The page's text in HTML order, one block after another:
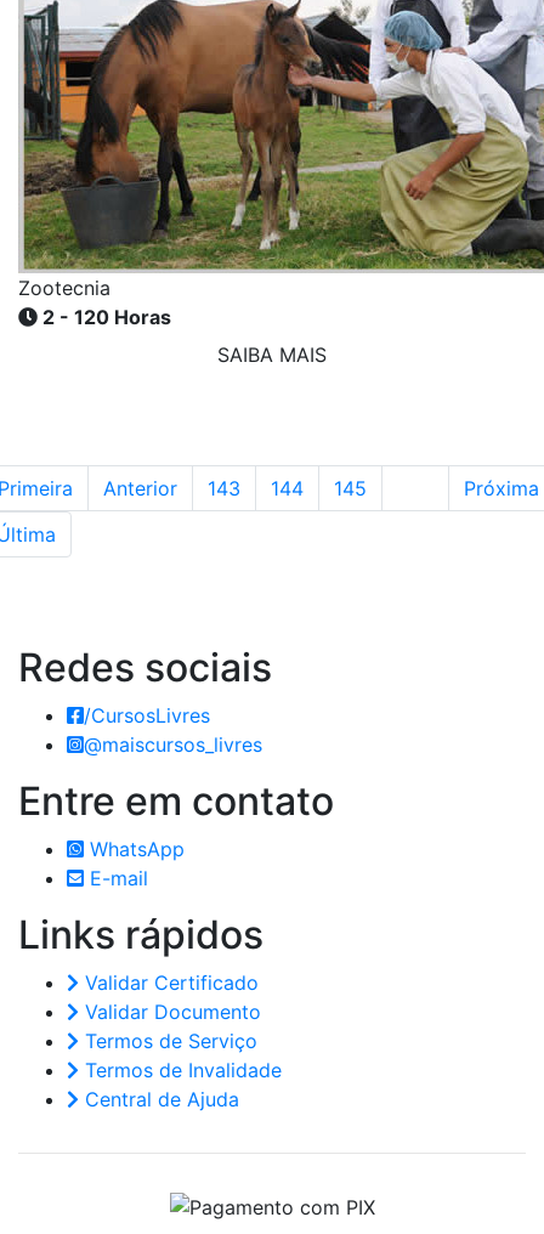
Zootecnia
2 - 120 Horas
SAIBA MAIS
Anterior 143 144 145
Próxima
Redes sociais
/CursosLivres
@maiscursos_livres
Entre em contato
WhatsApp
E-mail
Links rápidos
Validar Certificado
Validar Documento
Termos de Serviço
Termos de Invalidade
Central de Ajuda